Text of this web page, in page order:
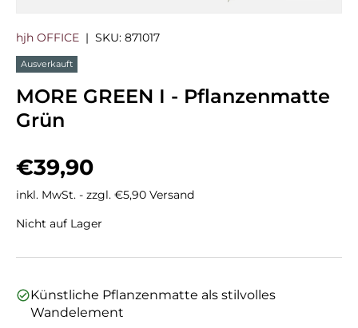
hjh OFFICE | SKU: 871017
Ausverkauft
MORE GREEN I - Pflanzenmatte
Grün
Normaler Preis
€39,90
inkl. MwSt. - zzgl. €5,90 Versand
Nicht auf Lager
Künstliche Pflanzenmatte als stilvolles
Wandelement